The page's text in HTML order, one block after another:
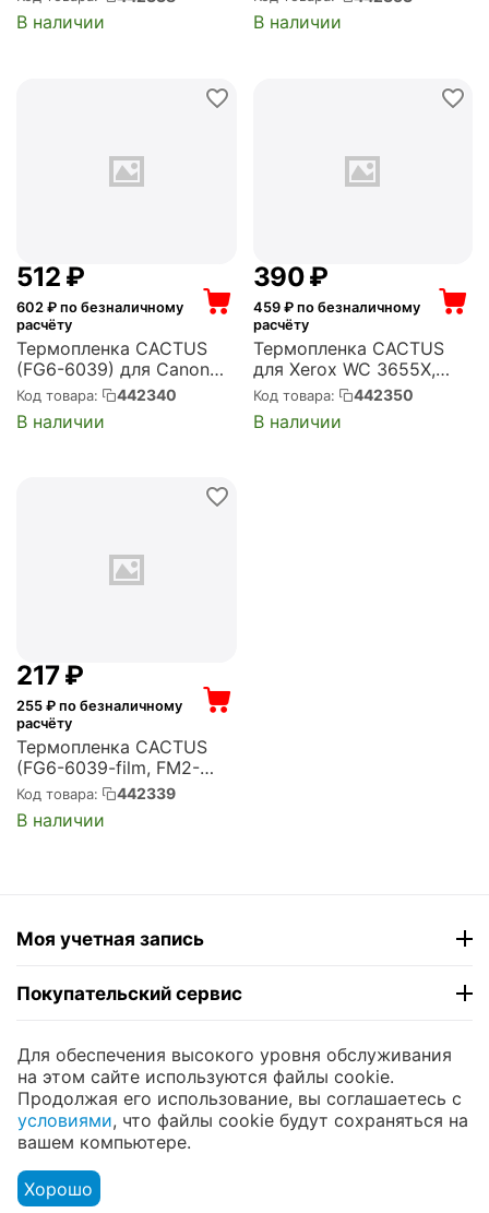
24/1025 (CS-FILM-CAN-
IR1018)
В наличии
FP10х/121/128/141/195/2х
х/300 (CS-TTRP136)
В наличии
‍512‍ ₽
602 ₽ по безналичному
расчёту
Термопленка CACTUS
(FG6-6039) для Canon
iR2200, iR2800, iR3300,
iR3320, iR2016, iR2020,
iR2270 (CS-FILM-CAN-
Код товара: 442340
В наличии
‍390‍₽
459₽ по безналичному
расчёту
Термопленка CACTUS
для Xerox WC 3655X,
3655S, 3615DN, B405DN,
B400, Phaser
3610N/3610DN (CS-FILM-
Код товара: 442350
В наличии
‍217‍₽
255 ₽ по безналичному
расчёту
Термопленка CACTUS
(FG6-6039-film, FM2-
3353-Film) для Canon
iR2016/2020/2018/2022/
2025/2030 (CS-FILM-
Код товара: 442339
В наличии
Моя учетная запись
Покупательский сервис
Контакты
© 2004 - 2026 ЮНИКОМП. На базе CS-Cartи
премиум темы —© AB: UniTheme2
Меню
Для обеспечения высокого уровня обслуживания
на этом сайте используются файлы cookie.
Продолжая его использование, вы соглашаетесь с
условиями, что файлы cookie будут сохраняться на
вашем компьютере.
Хорошо